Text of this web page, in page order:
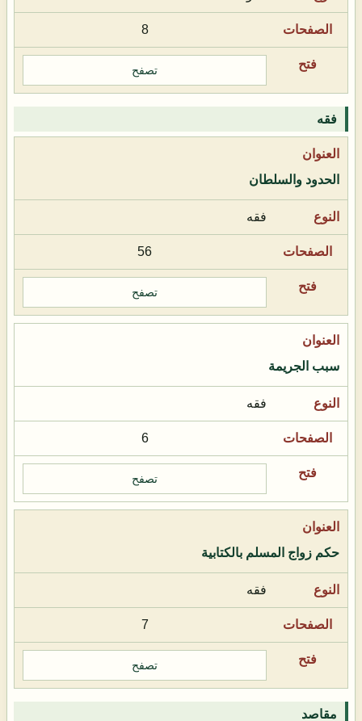
8
تصفح
فقه
الحدود والسلطان
فقه
56
تصفح
سبب الجريمة
فقه
6
تصفح
حكم زواج المسلم بالكتابية
فقه
7
تصفح
مقاصد